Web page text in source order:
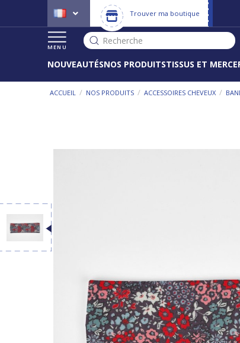
Trouver ma boutique
MENU
Recherche
NOUVEAUTÉSNOS PRODUITSTISSUS ET
ACCUEIL / NOS PRODUITS / ACCESSOIRES CHEVEUX /